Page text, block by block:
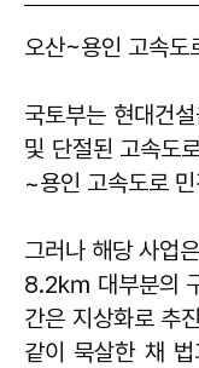
오산~용인 고속도
국토부는 현대건
및 단절된 고속도
~용인 고속도로
그러나 해당 사업
8.2㎞ 대부분의
간은 지상화로 추
같이 묵살한 채